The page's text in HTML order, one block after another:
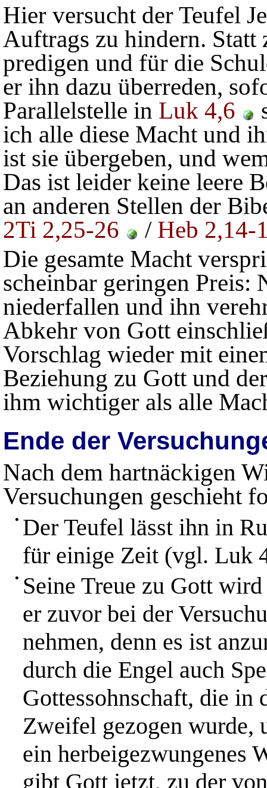
Hier versucht der Teufel
Auftrags zu hindern. Statt
predigen und für die
er ihn dazu überreden,
Parallelstelle in Luk 4,6
ich alle diese Macht und
ist sie übergeben, und
Das ist leider keine leere
an anderen Stellen der
2Ti 2,25-26
/ Heb 2,14-
Die gesamte Macht
scheinbar geringen Preis:
niederfallen und ihn
Abkehr von Gott
Vorschlag wieder mit
Beziehung zu Gott und
ihm wichtiger als alle
Ende der
Nach dem hartnäckigen
Versuchungen geschieht
• Der Teufel lässt ihn in
für einige Zeit (vgl. Luk
• Seine Treue zu Gott
er zuvor bei der
nehmen, denn es ist
durch die Engel auch
Gottessohnschaft, die in
Zweifel gezogen wurde,
ein herbeigezwungenes
gibt Gott jetzt, zu der